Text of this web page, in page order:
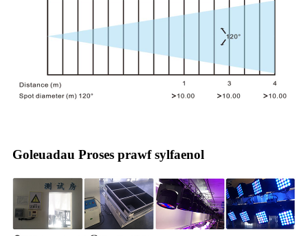
Goleuadau Proses prawf sylfaenol